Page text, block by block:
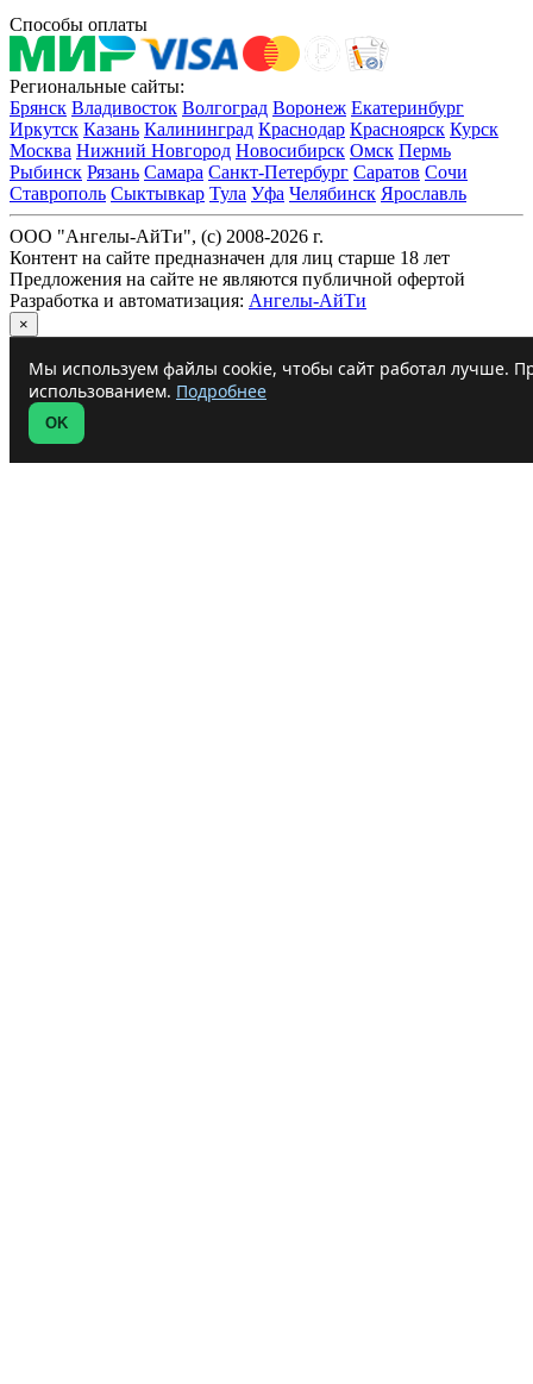
Способы оплаты
Региональные сайты:
Брянск Владивосток Волгоград Воронеж Екатеринбург
Иркутск Казань Калининград Краснодар Красноярск Курск
Москва Нижний Новгород Новосибирск Омск Пермь
Рыбинск Рязань Самара Санкт-Петербург Саратов Сочи
Ставрополь Сыктывкар Тула Уфа Челябинск Ярославль
ООО "Ангелы-АйТи", (c) 2008-2026 г.
Контент на сайте предназначен для лиц старше 18 лет
Предложения на сайте не являются публичной офертой
Разработка и автоматизация: Ангелы-АйТи
×
Мы используем файлы cookie, чтобы сайт работал лучше.
использованием. Подробнее
OK